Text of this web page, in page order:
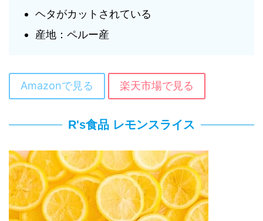
ヘタがカットされている
産地：ペルー産
Amazonで見る 楽天市場で見る
R's食品 レモンスライス